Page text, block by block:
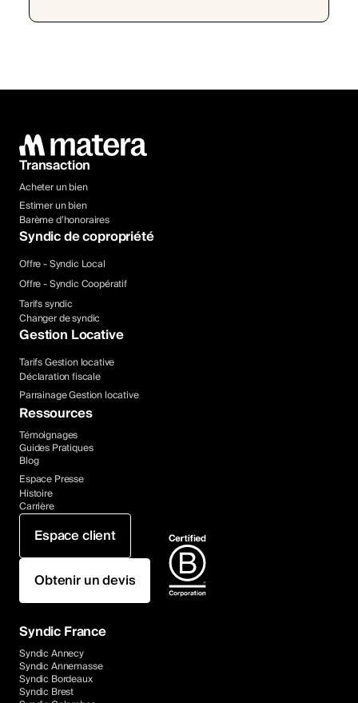
Transaction
Acheter un bien
Estimer un bien
Barème d’honoraires
Syndic de copropriété
Offre - Syndic Local
Offre - Syndic Coopératif
Tarifs syndic
Changer de syndic
Gestion Locative
Tarifs Gestion locative
Déclaration fiscale
Parrainage Gestion locative
Ressources
Témoignages
Guides Pratiques
Blog
Espace Presse
Histoire
Carrière
Espace client
Obtenir un devis
Syndic France
Syndic Annecy
Syndic Annemasse
Syndic Bordeaux
Syndic Brest